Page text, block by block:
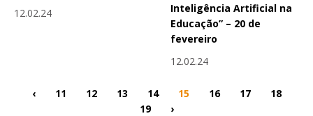
12.02.24
Inteligência Artificial na
Educação” – 20 de
fevereiro
12.02.24
‹ 11 12 13 14 15 16 17
18
19
›